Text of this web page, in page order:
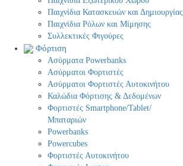
Παιχνίδια Κατασκευών και Δημιουργίας
Παιχνίδια Ρόλων και Μίμησης
Συλλεκτικές Φιγούρες
Φόρτιση
Ασύρματα Powerbanks
Aσύρματοι Φορτιστές
Ασύρματοι Φορτιστές Αυτοκινήτου
Καλώδια Φόρτισης & Δεδομένων
Φορτιστές Smartphone/Tablet/
Μπαταριών
Powerbanks
Powercubes
Φορτιστές Αυτοκινήτου